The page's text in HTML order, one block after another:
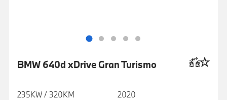
BMW 640d xDrive Gran Turismo
235KW / 320KM
2020